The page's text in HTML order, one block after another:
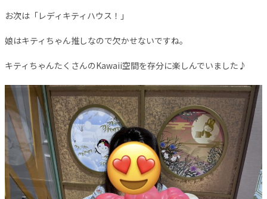
お次は「レディキティハウス！」
娘はキティちゃん推しなので欠かせないですね。
キティちゃんたくさんのKawaii空間を存分に楽しんでいました♪